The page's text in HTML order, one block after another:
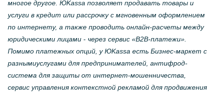
многое другое. ЮKassa позволяет продавать товары и
услуги в кредит или рассрочку с мгновенным оформлением
по интернету, а также проводить онлайн-расчеты между
юридическими лицами - через сервис «B2B-платежи».
Помимо платежных опций, у ЮKassa есть Бизнес-маркет с
разнымиуслугами для предпринимателей, антифрод-
система для защиты от интернет-мошенничества,
сервис управления контекстной рекламой для продвижения